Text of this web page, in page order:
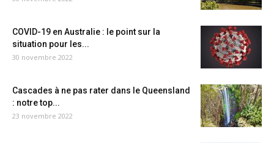
COVID-19 en Australie : le point sur la
situation pour les...
30 novembre 2022
Cascades à ne pas rater dans le Queensland
: notre top...
23 novembre 2022